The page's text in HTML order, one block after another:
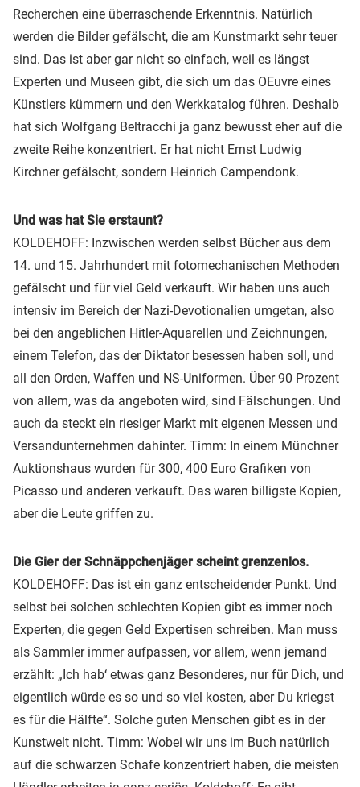
Recherchen eine überraschende Erkenntnis. Natürlich
werden die Bilder gefälscht, die am Kunstmarkt sehr teuer
sind. Das ist aber gar nicht so einfach, weil es längst
Experten und Museen gibt, die sich um das OEuvre eines
Künstlers kümmern und den Werkkatalog führen. Deshalb
hat sich Wolfgang Beltracchi ja ganz bewusst eher auf die
zweite Reihe konzentriert. Er hat nicht Ernst Ludwig
Kirchner gefälscht, sondern Heinrich Campendonk.
Und was hat Sie erstaunt?
KOLDEHOFF: Inzwischen werden selbst Bücher aus dem
14. und 15. Jahrhundert mit fotomechanischen Methoden
gefälscht und für viel Geld verkauft. Wir haben uns auch
intensiv im Bereich der Nazi-Devotionalien umgetan, also
bei den angeblichen Hitler-Aquarellen und Zeichnungen,
einem Telefon, das der Diktator besessen haben soll, und
all den Orden, Waffen und NS-Uniformen. Über 90 Prozent
von allem, was da angeboten wird, sind Fälschungen. Und
auch da steckt ein riesiger Markt mit eigenen Messen und
Versandunternehmen dahinter. Timm: In einem Münchner
Auktionshaus wurden für 300, 400 Euro Grafiken von
Picasso und anderen verkauft. Das waren billigste Kopien,
aber die Leute griffen zu.
Die Gier der Schnäppchenjäger scheint grenzenlos.
KOLDEHOFF: Das ist ein ganz entscheidender Punkt. Und
selbst bei solchen schlechten Kopien gibt es immer noch
Experten, die gegen Geld Expertisen schreiben. Man muss
als Sammler immer aufpassen, vor allem, wenn jemand
erzählt: „Ich hab‘ etwas ganz Besonderes, nur für Dich, und
eigentlich würde es so und so viel kosten, aber Du kriegst
es für die Hälfte“. Solche guten Menschen gibt es in der
Kunstwelt nicht. Timm: Wobei wir uns im Buch natürlich
auf die schwarzen Schafe konzentriert haben, die meisten